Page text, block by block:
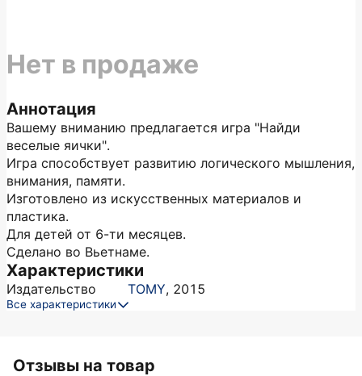
Аннотация
Вашему вниманию предлагается игра "Найди
веселые яички".
Игра способствует развитию логического мышления,
внимания, памяти.
Изготовлено из искусственных материалов и
пластика.
Для детей от 6-ти месяцев.
Сделано во Вьетнаме.
Характеристики
Издательство TOMY, 2015
Все характеристики
Нет в продаже
Отзывы на товар